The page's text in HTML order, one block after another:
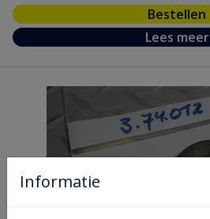
Bestellen
Lees meer
Informatie